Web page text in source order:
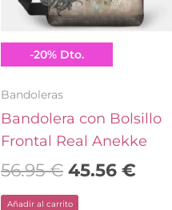
-20% Dto.
Anekke
Bandoleras
Bandolera con Bolsillo
Frontal Real Anekke
56.95€ 45.56 €
Añadir al carrito